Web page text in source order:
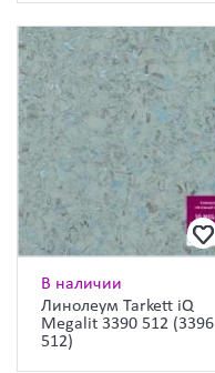
В наличии
Линолеум Tarkett iQ
Megalit 3390 512 (3396
512)